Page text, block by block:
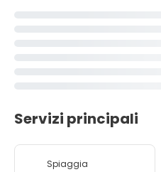
Servizi principali
Spiaggia